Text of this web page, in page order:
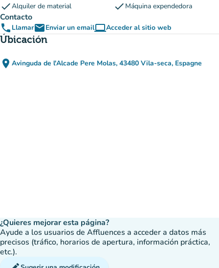
checkAlquiler de material check Máquina expendedora
Contacto
phone LlamaremailEnviar un emailcomputerAcceder al sitio web
(nueva pestaña)
Úbicación
place Avinguda de l'Alcade Pere Molas, 43480 Vila-seca, Espagne
(abrir en Google Maps)
(nueva pestaña)
¿Quieres mejorar esta página?
Ayude a los usuarios de Affluences a acceder a datos más
precisos (tráfico, horarios de apertura, información práctica,
etc.).